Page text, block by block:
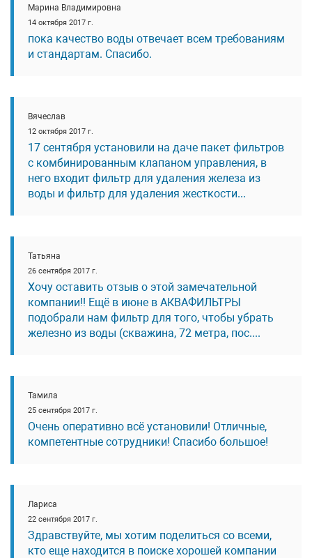
Марина Владимировна
14 октября 2017 г.
пока качество воды отвечает всем требованиям
и стандартам. Спасибо.
Вячеслав
12 октября 2017 г.
17 сентября установили на даче пакет фильтров
с комбинированным клапаном управления, в
него входит фильтр для удаления железа из
воды и фильтр для удаления жесткости...
Татьяна
26 сентября 2017 г.
Хочу оставить отзыв о этой замечательной
компании!! Ещё в июне в АКВАФИЛЬТРЫ
подобрали нам фильтр для того, чтобы убрать
железно из воды (скважина, 72 метра, пос....
Тамила
25 сентября 2017 г.
Очень оперативно всё установили! Отличные,
компетентные сотрудники! Спасибо большое!
Лариса
22 сентября 2017 г.
Здравствуйте, мы хотим поделиться со всеми,
кто еще находится в поиске хорошей компании